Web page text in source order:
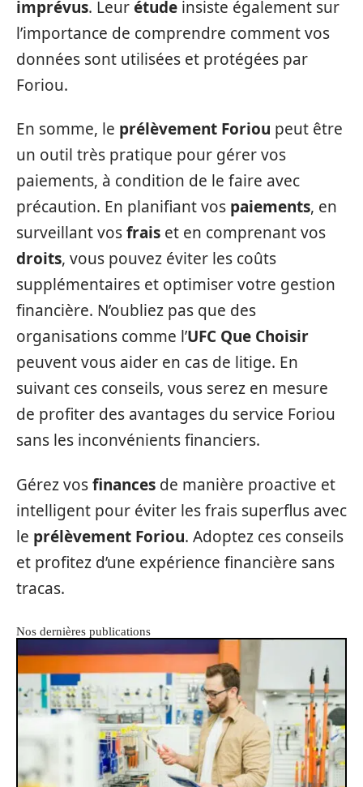
imprévus. Leurétude insiste également sur
l’importance de comprendre comment vos
données sont utilisées et protégées par
Foriou.
En somme, le prélèvement Foriou peut être
un outil très pratique pour gérer vos
paiements, à condition de le faire avec
précaution. En planifiant vos paiements, en
surveillant vosfrais et en comprenant vos
droits, vous pouvez éviter les coûts
supplémentaires et optimiser votre gestion
financière. N’oubliez pas que des
organisations comme l’UFC Que Choisir
peuvent vous aider en cas de litige. En
suivant ces conseils, vous serez en mesure
de profiter des avantages du service Foriou
sans les inconvénients financiers.
Gérez vosfinances de manière proactive et
intelligent pour éviter les frais superflus avec
le prélèvement Foriou. Adoptez ces conseils
et profitez d’une expérience financière sans
tracas.
Nos dernières publications